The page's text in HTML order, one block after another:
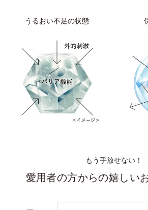
うるおい不足の状態
もう手放せない！
愛用者の方からの嬉しい